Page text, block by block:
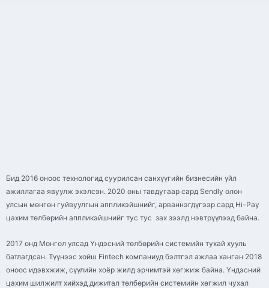
Бид 2016 оноос технологид суурилсан санхүүгийн бизнесийн үйл
ажиллагаа явуулж эхэлсэн. 2020 оны тавдугаар сард Sendly олон
улсын мөнгөн гуйвуулгын аппликэйшнийг, арваннэгдүгээр сард Hi-Pay
цахим төлбөрийн аппликэйшнийг тус тус зах зээлд нэвтрүүлээд байна.
2017 онд Монгол улсад Үндэсний төлбөрийн системийн тухай хууль
батлагдсан. Түүнээс хойш Fintech компаниуд бэлтгэл ажлаа ханган 2018
оноос идэвхжиж, сүүлийн хоёр жилд эрчимтэй хөгжиж байна. Үндэсний
цахим шилжилт хийхэд дижитал төлбөрийн системийн хөгжил чухал